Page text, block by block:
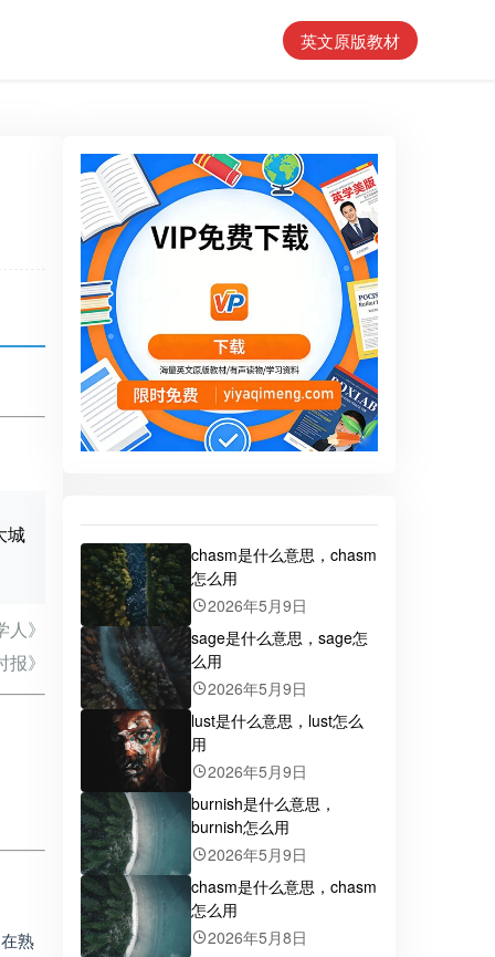
英文原版教材
城
》
》
熟
chasm是什么意思，chasm
怎么用
2026年5月9日
sage是什么意思，sage怎
么用
2026年5月9日
lust是什么意思，lust怎么
用
2026年5月9日
burnish是什么意思，
burnish怎么用
2026年5月9日
chasm是什么意思，chasm
怎么用
2026年5月8日